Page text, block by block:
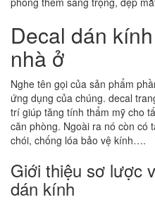
Decal dán
nhà ở
Nghe tên gọi của sản phẩm
ứng dụng của chúng. decal
trí giúp tăng tính thẩm mỹ cho
căn phòng. Ngoài ra nó còn có
chói, chống lóa bảo vệ kính….
Giới thiệu sơ lược
dán kính